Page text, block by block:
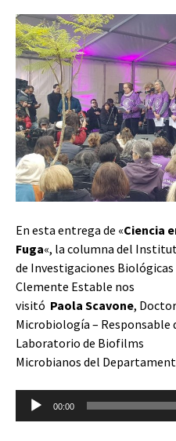
En esta entrega de «Ciencia
Fuga«, la columna del
de Investigaciones Biológicas
Clemente Estable nos
visitó Paola Scavone,
Microbiología – Responsable
Laboratorio de Biofilms
Microbianos del
Reproductor
00:00